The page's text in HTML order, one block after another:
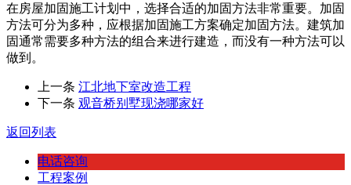
在房屋加固施工计划中，选择合适的加固方法非常重要。加固
方法可分为多种，应根据加固施工方案确定加固方法。建筑加
固通常需要多种方法的组合来进行建造，而没有一种方法可以
做到。
上一条 江北地下室改造工程
下一条 观音桥别墅现浇哪家好
返回列表
电话咨询
工程案例